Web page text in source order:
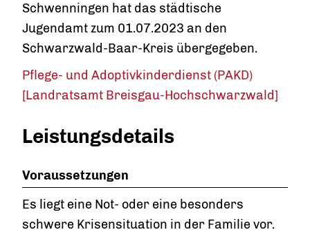
Schwenningen hat das städtische
Jugendamt zum 01.07.2023 an den
Schwarzwald-Baar-Kreis übergegeben.
Pflege- und Adoptivkinderdienst (PAKD)
[Landratsamt Breisgau-Hochschwarzwald]
Leistungsdetails
Voraussetzungen
Es liegt eine Not- oder eine besonders
schwere Krisensituation in der Familie vor.